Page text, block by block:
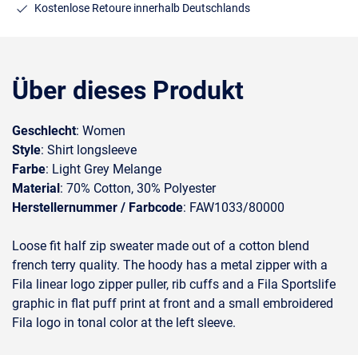
Kostenlose Retoure innerhalb Deutschlands
Über dieses Produkt
Geschlecht: Women
Style: Shirt longsleeve
Farbe: Light Grey Melange
Material: 70% Cotton, 30% Polyester
Herstellernummer / Farbcode: FAW1033/80000
Loose fit half zip sweater made out of a cotton blend
french terry quality. The hoody has a metal zipper with a
Fila linear logo zipper puller, rib cuffs and a Fila Sportslife
graphic in flat puff print at front and a small embroidered
Fila logo in tonal color at the left sleeve.